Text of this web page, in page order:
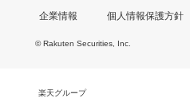
企業情報 個人情報保護方針
© Rakuten Securities, Inc.
楽天グループ